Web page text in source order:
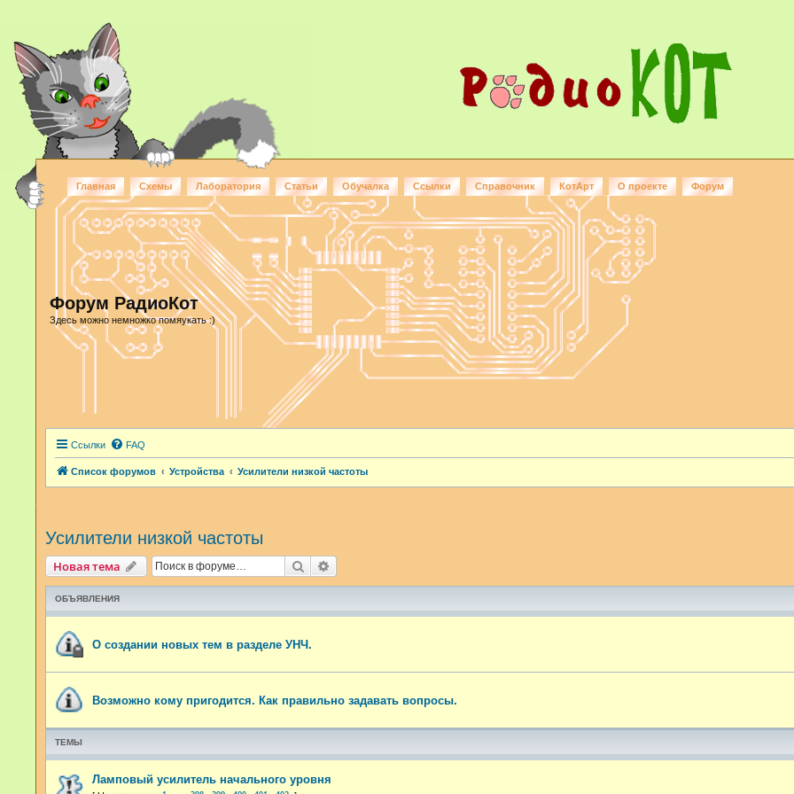
Главная Схемы Лаборатория Статьи Обучалка Ссылки Справочник КотАрт О проекте Форум
Форум РадиоКот
Здесь можно немножко помяукать :)
Ссылки FAQ
Список форумов Устройства Усилители низкой частоты
Усилители низкой частоты
Новая тема Поиск
ОБЪЯВЛЕНИЯ
О создании новых тем в разделе УНЧ.
Возможно кому пригодится. Как правильно задавать вопросы.
ТЕМЫ
Ламповый усилитель начального уровня